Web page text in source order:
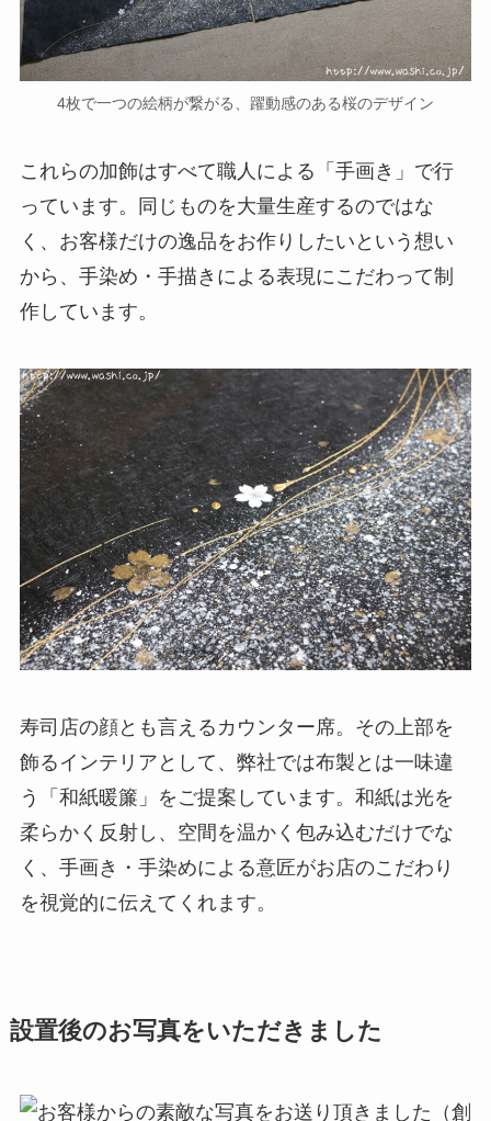
4枚で一つの絵柄が繋がる、躍動感のある桜のデザイン
これらの加飾はすべて職人による「手画き」で行
っています。同じものを大量生産するのではな
く、お客様だけの逸品をお作りしたいという想い
から、手染め・手描きによる表現にこだわって制
作しています。
寿司店の顔とも言えるカウンター席。その上部を
飾るインテリアとして、弊社では布製とは一味違
う「和紙暖簾」をご提案しています。和紙は光を
柔らかく反射し、空間を温かく包み込むだけでな
く、手画き・手染めによる意匠がお店のこだわり
を視覚的に伝えてくれます。
設置後のお写真をいただきました